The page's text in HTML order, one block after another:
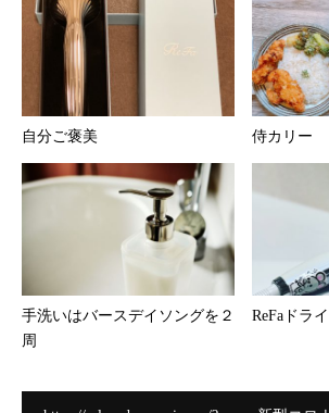
自分ご褒美 侍カリー
手洗いはバースデイソングを２
周
ReFaドラ